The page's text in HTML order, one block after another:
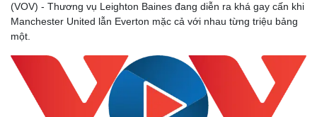
(VOV) - Thương vụ Leighton Baines đang diễn ra khá gay cấn khi
Manchester United lẫn Everton mặc cả với nhau từng triệu bảng
một.